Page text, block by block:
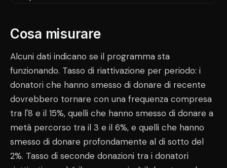
Cosa misurare
Alcuni dati indicano se il programma sta
funzionando. Tasso di riattivazione per periodo: i
donatori che hanno smesso di donare di recente
dovrebbero tornare con una frequenza compresa
tra l'8 e il 15%, quelli che hanno smesso di donare a
metà percorso tra il 3 e il 6%, e quelli che hanno
smesso di donare profondamente al di sotto del
2%. Tasso di seconde donazioni tra i donatori